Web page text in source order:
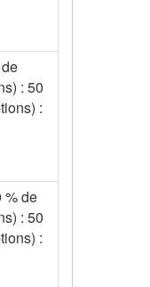
: 50
:
% de
: 50
: